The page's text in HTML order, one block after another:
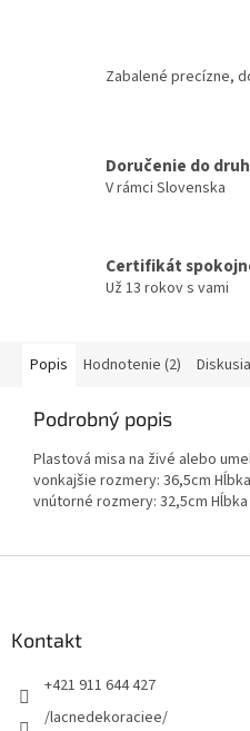
Zabalené precízne,
Doručenie do
V rámci Slovenska
Certifikát
Už 13 rokov s vami
Popis Hodnotenie (2) Diskusia
Podrobný popis
Plastová misa na živé alebo
vonkajšie rozmery: 36,5cm
vnútorné rozmery: 32,5cm
Kontakt
+421 911 644 427
/lacnedekoraciee/